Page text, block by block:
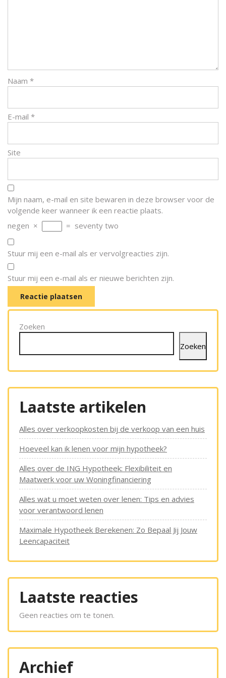
Naam *
E-mail *
Site
Mijn naam, e-mail en site bewaren in deze browser voor de
volgende keer wanneer ik een reactie plaats.
negen × = seventy two
Stuur mij een e-mail als er vervolgreacties zijn.
Stuur mij een e-mail als er nieuwe berichten zijn.
Zoeken
Zoeken
Laatste artikelen
Alles over verkoopkosten bij de verkoop van een huis
Hoeveel kan ik lenen voor mijn hypotheek?
Alles over de ING Hypotheek: Flexibiliteit en
Maatwerk voor uw Woningfinanciering
Alles wat u moet weten over lenen: Tips en advies
voor verantwoord lenen
Maximale Hypotheek Berekenen: Zo Bepaal Jij Jouw
Leencapaciteit
Laatste reacties
Geen reacties om te tonen.
Archief